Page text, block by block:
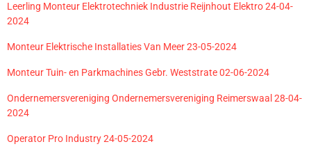
Leerling Monteur Elektrotechniek Industrie Reijnhout Elektro 24-04-
2024
Monteur Elektrische Installaties Van Meer 23-05-2024
Monteur Tuin- en Parkmachines Gebr. Weststrate 02-06-2024
Ondernemersvereniging Ondernemersvereniging Reimerswaal 28-04-
2024
Operator Pro Industry 24-05-2024